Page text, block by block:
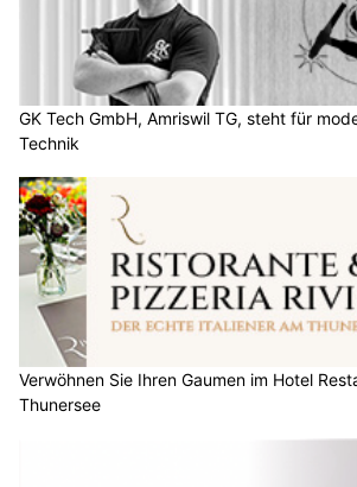
GK Tech GmbH, Amriswil TG, steht für
Technik
Verwöhnen Sie Ihren Gaumen im Hotel
Thunersee